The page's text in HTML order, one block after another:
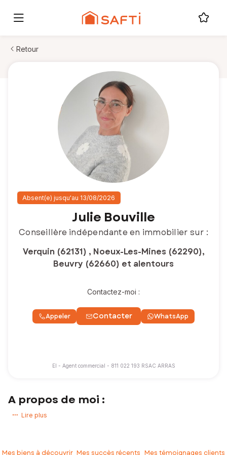
Retour
Absent(e) jusqu'au 13/08/2026
Julie Bouville
Conseillère indépendante en immobilier sur :
Verquin (62131) , Noeux-Les-Mines (62290),
Beuvry (62660) et alentours
Contactez-moi :
Appeler Contacter WhatsApp
EI - Agent commercial - 811 022 193 RSAC ARRAS
A propos de moi :
Vous avez un projet immobilier ? Vous souhaitez acheter ou vendre
Lire plus
Mes biens à découvrir Mes succès récents Mes témoignages clients